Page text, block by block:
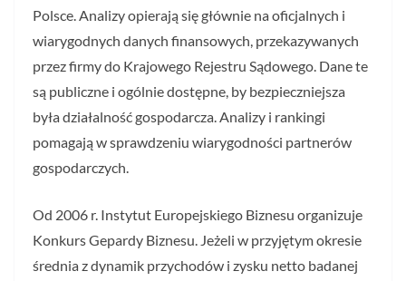
Polsce. Analizy opierają się głównie na oficjalnych i
wiarygodnych danych finansowych, przekazywanych
przez firmy do Krajowego Rejestru Sądowego. Dane te
są publiczne i ogólnie dostępne, by bezpieczniejsza
była działalność gospodarcza. Analizy i rankingi
pomagają w sprawdzeniu wiarygodności partnerów
gospodarczych.
Od 2006 r. Instytut Europejskiego Biznesu organizuje
Konkurs Gepardy Biznesu. Jeżeli w przyjętym okresie
średnia z dynamik przychodów i zysku netto badanej